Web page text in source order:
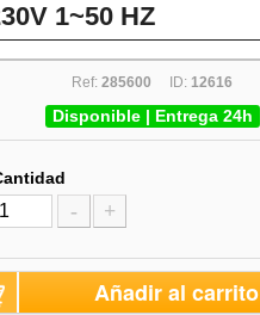
1~50 HZ
Ref:285600 ID: 12616
Disponible | Entrega 24h
- +
Añadir al carrito